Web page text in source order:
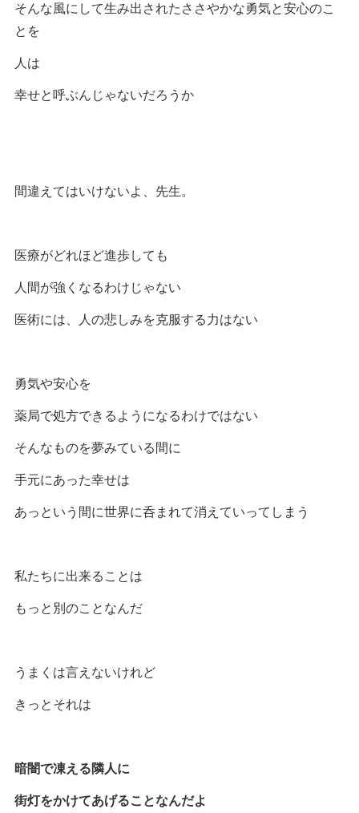
そんな風にして生み出されたささやかな勇気と安心のこ
とを
人は
幸せと呼ぶんじゃないだろうか
間違えてはいけないよ、先生。
医療がどれほど進歩しても
人間が強くなるわけじゃない
医術には、人の悲しみを克服する力はない
勇気や安心を
薬局で処方できるようになるわけではない
そんなものを夢みている間に
手元にあった幸せは
あっという間に世界に呑まれて消えていってしまう
私たちに出来ることは
もっと別のことなんだ
うまくは言えないけれど
きっとそれは
暗闇で凍える隣人に
街灯をかけてあげることなんだよ